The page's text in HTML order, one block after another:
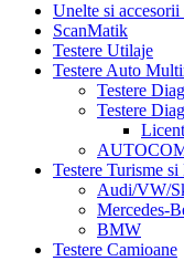
Unelte si accesorii
ScanMatik
Testere Utilaje
Testere Auto
Testere
Testere
Testere Turisme
Audi/VW/
Mercedes-
BMW
Testere Camioane